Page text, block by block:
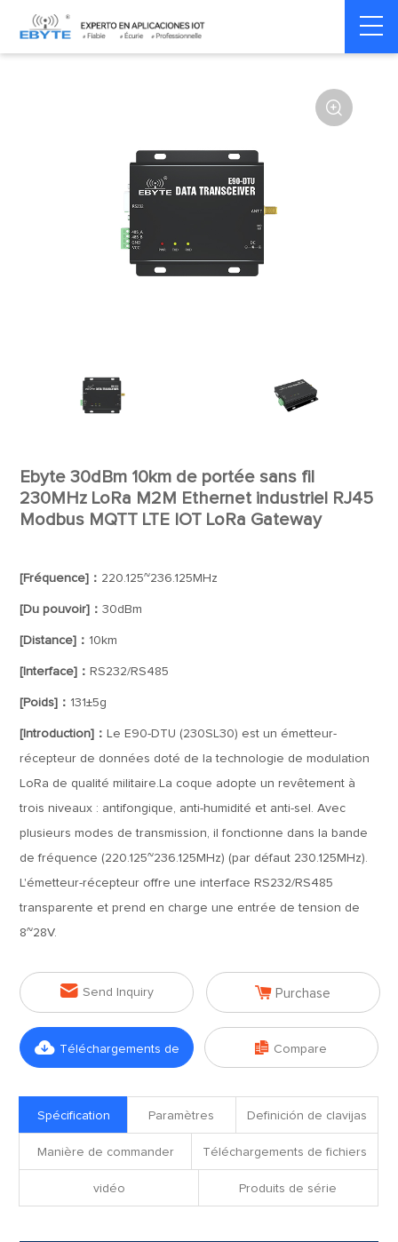
Home > Modem > Wireless modem LoRa wirelss modem

Ebyte 30dBm 10km de portée sans fil
230MHz LoRa M2M Ethernet industriel RJ45
Modbus MQTT LTE IOT LoRa Gateway
[Fréquence]： 220.125~236.125MHz
[Du pouvoir]：30dBm
[Distance]： 10km
[Interface]： RS232/RS485
[Poids]： 131±5g
[Introduction]： Le E90-DTU (230SL30) est un émetteur-
récepteur de données doté de la technologie de modulation
LoRa de qualité militaire.La coque adopte un revêtement à
trois niveaux : antifongique, anti-humidité et anti-sel. Avec
plusieurs modes de transmission, il fonctionne dans la bande
de fréquence (220.125~236.125MHz) (par défaut 230.125MHz).
L'émetteur-récepteur offre une interface RS232/RS485
transparente et prend en charge une entrée de tension de
8~28V.
 Send Inquiry  Purchase
 Téléchargements de  Compare
Spécification Paramètres Definición de clavijas
Manière de commander Téléchargements de fichiers
vidéo Produits de série